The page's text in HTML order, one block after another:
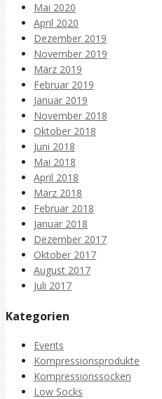
Mai 2020
April 2020
Dezember 2019
November 2019
März 2019
Februar 2019
Januar 2019
November 2018
Oktober 2018
Juni 2018
Mai 2018
April 2018
März 2018
Februar 2018
Januar 2018
Dezember 2017
Oktober 2017
August 2017
Juli 2017
Kategorien
Events
Kompressionsprodukte
Kompressionssocken
Low Socks